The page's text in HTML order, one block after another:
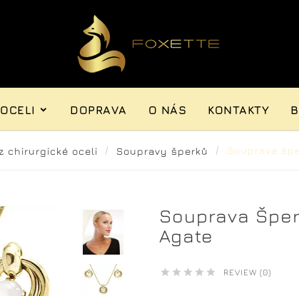
DOPRAVA O NÁS KONTAKTY
chirurgické oceli Soupravy šperků Souprava
Souprava
Agate
     REVIEW (0)